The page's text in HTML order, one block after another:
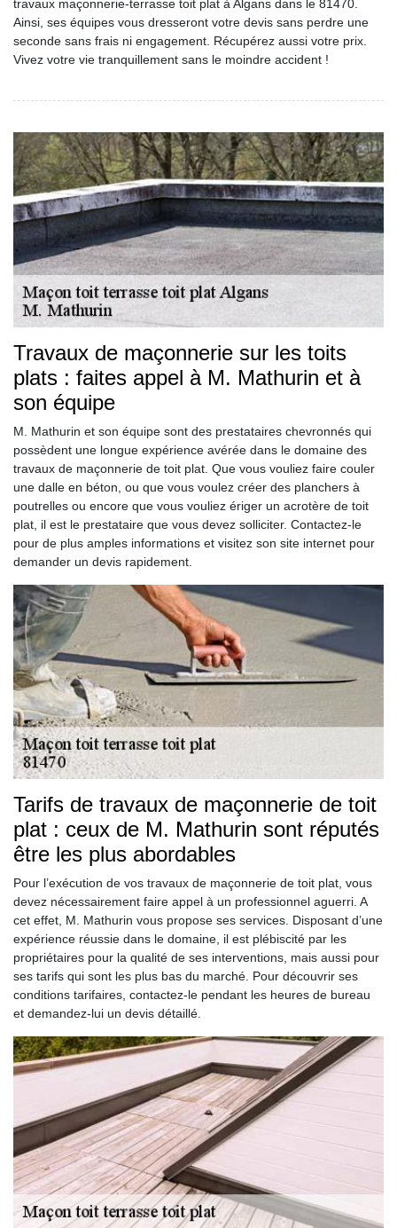
travaux maçonnerie-terrasse toit plat à Algans dans le 81470.
Ainsi, ses équipes vous dresseront votre devis sans perdre une
seconde sans frais ni engagement. Récupérez aussi votre prix.
Vivez votre vie tranquillement sans le moindre accident !
Travaux de maçonnerie sur les toits
plats : faites appel à M. Mathurin et à
son équipe
M. Mathurin et son équipe sont des prestataires chevronnés qui
possèdent une longue expérience avérée dans le domaine des
travaux de maçonnerie de toit plat. Que vous vouliez faire couler
une dalle en béton, ou que vous voulez créer des planchers à
poutrelles ou encore que vous vouliez ériger un acrotère de toit
plat, il est le prestataire que vous devez solliciter. Contactez-le
pour de plus amples informations et visitez son site internet pour
demander un devis rapidement.
Tarifs de travaux de maçonnerie de toit
plat : ceux de M. Mathurin sont réputés
être les plus abordables
Pour l’exécution de vos travaux de maçonnerie de toit plat, vous
devez nécessairement faire appel à un professionnel aguerri. A
cet effet, M. Mathurin vous propose ses services. Disposant d’une
expérience réussie dans le domaine, il est plébiscité par les
propriétaires pour la qualité de ses interventions, mais aussi pour
ses tarifs qui sont les plus bas du marché. Pour découvrir ses
conditions tarifaires, contactez-le pendant les heures de bureau
et demandez-lui un devis détaillé.